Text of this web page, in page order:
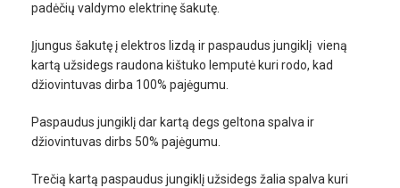
padėčių valdymo elektrinę šakutę.
Įjungus šakutę į elektros lizdą ir paspaudus jungiklį vieną
kartą užsidegs raudona kištuko lemputė kuri rodo, kad
džiovintuvas dirba 100% pajėgumu.
Paspaudus jungiklį dar kartą degs geltona spalva ir
džiovintuvas dirbs 50% pajėgumu.
Trečią kartą paspaudus jungiklį užsidegs žalia spalva kuri